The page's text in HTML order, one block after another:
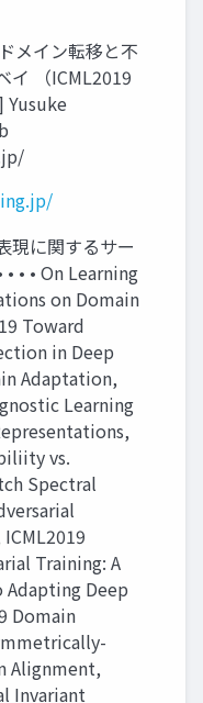
メイン転移と不
イ （ICML2019
Yusuke
現に関するサー
• • • On Learning
on Domain
Toward
in Deep
Adaptation,
Learning
vs.
Spectral
Training: A
Adapting Deep
Domain
Alignment,
Invariant